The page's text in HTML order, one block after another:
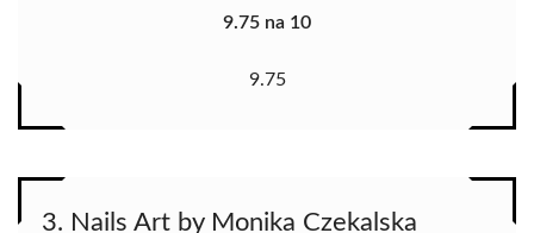
9.75 na 10
9.75
3. Nails Art by Monika Czekalska